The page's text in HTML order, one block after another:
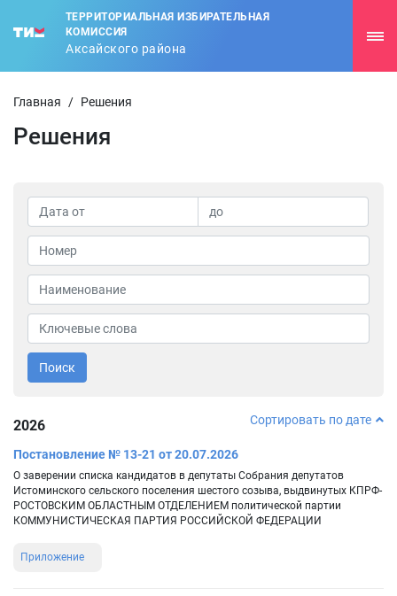
ТЕРРИТОРИАЛЬНАЯ ИЗБИРАТЕЛЬНАЯ
КОМИССИЯ
Аксайского района
Главная / Решения
Решения
Поиск
2026 Сортировать по дате
Постановление № 13-21 от 20.07.2026
О заверении списка кандидатов в депутаты Собрания депутатов
Истоминского сельского поселения шестого созыва, выдвинутых КПРФ-
РОСТОВСКИМ ОБЛАСТНЫМ ОТДЕЛЕНИЕМ политической партии
КОММУНИСТИЧЕСКАЯ ПАРТИЯ РОССИЙСКОЙ ФЕДЕРАЦИИ
Приложение